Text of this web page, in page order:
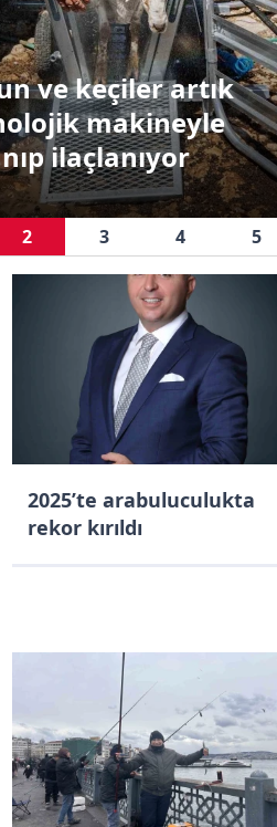
Cemiyeti
30. yıl ziyareti
ve keçiler artık
makineyle
ilaçlanıyor
2 3 4 5
2025’te arabuluculukta
rekor kırıldı